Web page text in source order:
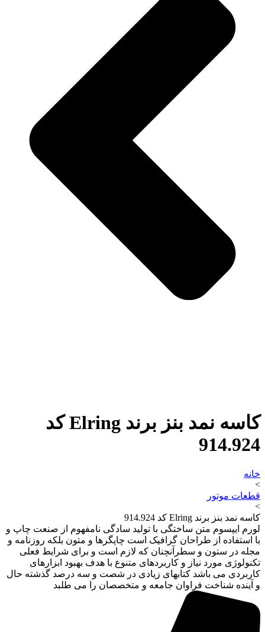
کاسه نمد بنز برند Elring کد
914.924
خانه
>
قطعات موتور
>
کاسه نمد بنز برند Elring کد 914.924
لورم ایپسوم متن ساختگی با تولید سادگی نامفهوم از صنعت چاپ و
با استفاده از طراحان گرافیک است چاپگرها و متون بلکه روزنامه و
مجله در ستون و سطرآنچنان که لازم است و برای شرایط فعلی
تکنولوژی مورد نیاز و کاربردهای متنوع با هدف بهبود ابزارهای
کاربردی می باشد کتابهای زیادی در شصت و سه درصد گذشته حال
و آینده شناخت فراوان جامعه و متخصصان را می طلبد